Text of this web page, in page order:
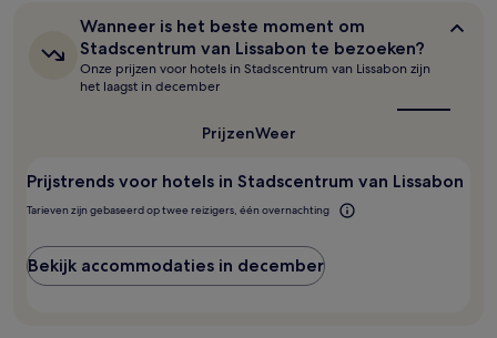
Wanneer
is
het
beste
moment
te
Wanneer is het beste moment om
Stadscentrum van Lissabon te bezoeken?
Onze prijzen voor hotels in Stadscentrum van Lissabon zijn
het laagst in december
PrijzenWeer
Prijstrends voor hotels in Stadscentrum van Lissabon
Tarieven zijn gebaseerd op twee reizigers, één overnachting
Bekijk accommodaties in december